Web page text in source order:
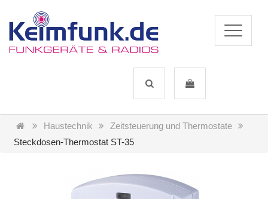
Haustechnik
Zeitsteuerung und Thermostate
Steckdosen-Thermostat ST-35